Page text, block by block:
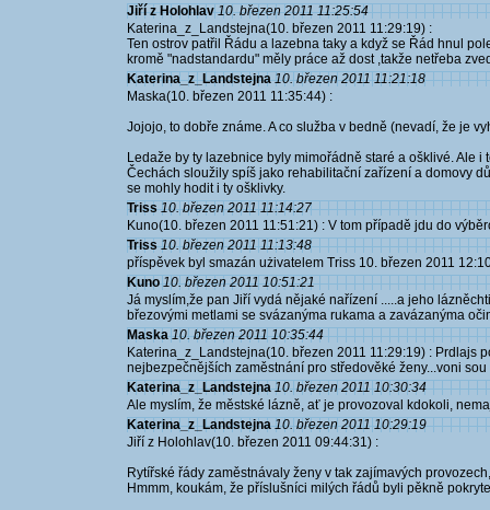
Jiří z Holohlav 10. březen 2011 11:25:54
Katerina_z_Landstejna(10. březen 2011 11:29:19) :
Ten ostrov patřil Řádu a lazebna taky a když se Řád hnul
kromě "nadstandardu" měly práce až dost ,takže netřeba
Katerina_z_Landstejna 10. březen 2011 11:21:18
Maska(10. březen 2011 11:35:44) :
Jojojo, to dobře známe. A co služba v bedně (nevadí, že je
Ledaže by ty lazebnice byly mimořádně staré a ošklivé. Ale
Čechách sloužily spíš jako rehabilitační zařízení a domovy
se mohly hodit i ty ošklivky.
Triss 10. březen 2011 11:14:27
Kuno(10. březen 2011 11:51:21) : V tom případě jdu do
Triss 10. březen 2011 11:13:48
příspěvek byl smazán użivatelem Triss 10. březen 2011
Kuno 10. březen 2011 10:51:21
Já myslím,že pan Jiří vydá nějaké nařízení .....a jeho
březovými metlami se svázanýma rukama a zavázanýma
Maska 10. březen 2011 10:35:44
Katerina_z_Landstejna(10. březen 2011 11:29:19) : Prdlajs
nejbezpečnějších zaměstnání pro středověké ženy...voni
Katerina_z_Landstejna 10. březen 2011 10:30:34
Ale myslím, že městské lázně, ať je provozoval kdokoli,
Katerina_z_Landstejna 10. březen 2011 10:29:19
Jiří z Holohlav(10. březen 2011 09:44:31) :
Rytířské řády zaměstnávaly ženy v tak zajímavých
Hmmm, koukám, že příslušníci milých řádů byli pěkně